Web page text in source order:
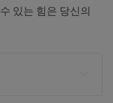
있는 힘은 당신의